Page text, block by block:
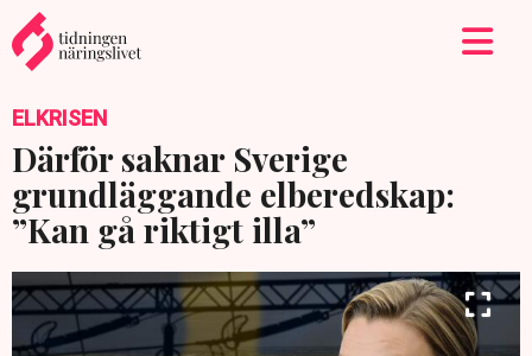
ELKRISEN
Därför saknar Sverige
grundläggande elberedskap:
”Kan gå riktigt illa”